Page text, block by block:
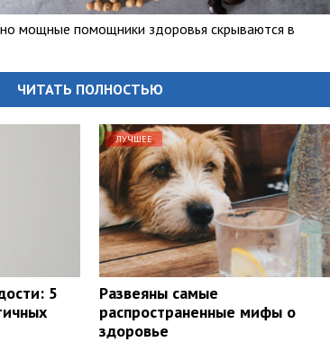
мощные помощники здоровья скрываются в
ЧИТАТЬ ПОЛНОСТЬЮ
5
ЛУЧШЕЕ
Развеяны самые
распространенные мифы о
здоровье